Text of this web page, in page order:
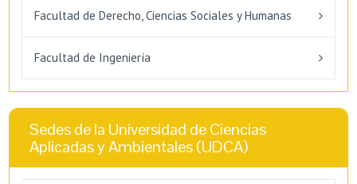
Facultad de Derecho, Ciencias Sociales y Humanas
Facultad de Ingeniería
Sedes de la Universidad de Ciencias
Aplicadas y Ambientales (UDCA)